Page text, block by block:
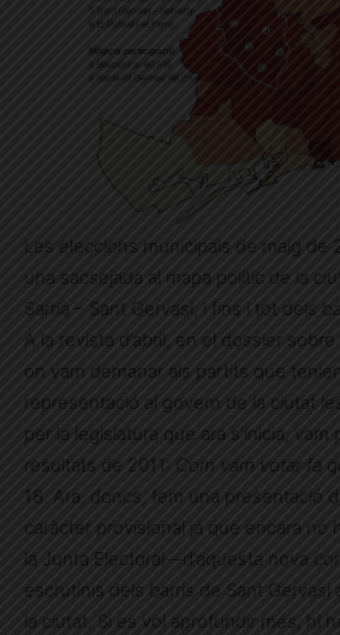
Les eleccions municipals de maig de
una sacsejada al mapa polític de la
Sarrià – Sant Gervasi, i fins i tot dels
A la revista d’abril, en el dossier
on vam demanar als partits que
representació al govern de la ciutat
per la legislatura que ara s’inicia, vam
resultats de 2011: Com vam votar fa
18. Ara, doncs, fem una presentació
caràcter provisional ja que encara no
la Junta Electoral—d’aquesta nova
escrutinis dels barris de Sant Gervasi
la ciutat. Si es vol aprofundir més, hi